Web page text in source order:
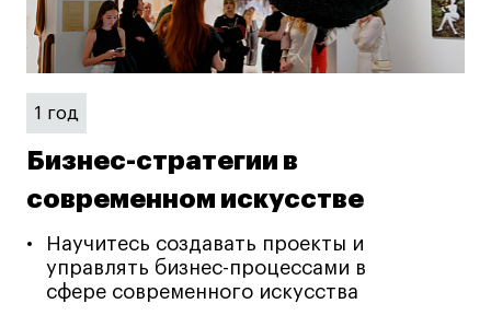
Онлайн
Маркетинг и генерация лидов
Искусство
Фотография
Все программы
Техникум
Специалист кино- и медиапродакшена
1 год
Бизнес-стратегии в
современном искусстве
Научитесь создавать проекты и
управлять бизнес-процессами в
сфере современного искусства